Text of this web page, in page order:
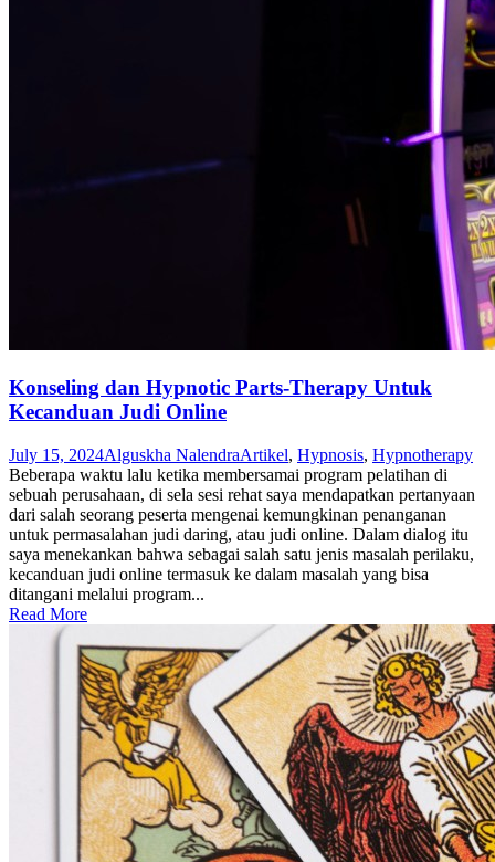
Konseling dan Hypnotic Parts-Therapy Untuk
Kecanduan Judi Online
July 15, 2024Alguskha NalendraArtikel, Hypnosis, Hypnotherapy
Beberapa waktu lalu ketika membersamai program pelatihan di
sebuah perusahaan, di sela sesi rehat saya mendapatkan pertanyaan
dari salah seorang peserta mengenai kemungkinan penanganan
untuk permasalahan judi daring, atau judi online. Dalam dialog itu
saya menekankan bahwa sebagai salah satu jenis masalah perilaku,
kecanduan judi online termasuk ke dalam masalah yang bisa
ditangani melalui program...
Read More